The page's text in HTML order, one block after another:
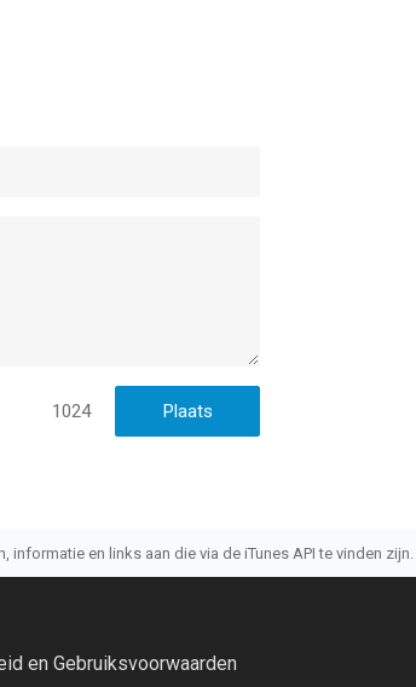
1024
en links aan die via de iTunes API te vinden zijn.
en Gebruiksvoorwaarden